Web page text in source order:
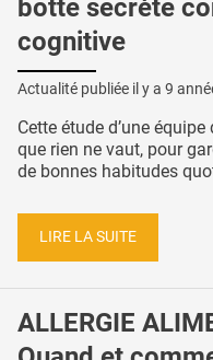
botte secrète
cognitive
Actualité publiée il y a 9
Cette étude d’une
que rien ne vaut, pour
de bonnes habitudes
LIRE LA SUITE
ALLERGIE